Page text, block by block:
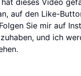
dieses Video
auf den Like-
Sie mir auf
und ich